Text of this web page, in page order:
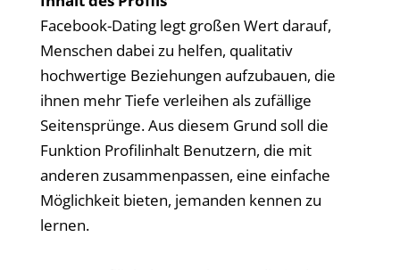
Facebook-Dating legt großen Wert darauf,
Menschen dabei zu helfen, qualitativ
hochwertige Beziehungen aufzubauen, die
ihnen mehr Tiefe verleihen als zufällige
Seitensprünge. Aus diesem Grund soll die
Funktion Profilinhalt Benutzern, die mit
anderen zusammenpassen, eine einfache
Möglichkeit bieten, jemanden kennen zu
lernen.